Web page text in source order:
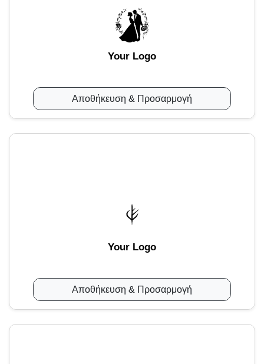
Your Logo
Αποθήκευση & Προσαρμογή
Your Logo
Αποθήκευση & Προσαρμογή